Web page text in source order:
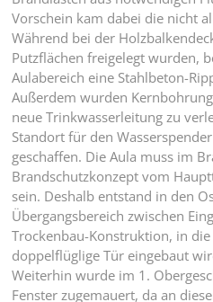
Vorschein kam dabei die nicht
Während bei der
Putzflächen freigelegt wurden,
Aulabereich eine Stahlbeton-
Außerdem wurden
neue Trinkwasserleitung zu
Standort für den
geschaffen. Die Aula muss im
Brandschutzkonzept vom
sein. Deshalb entstand in den
Übergangsbereich zwischen
Trockenbau-Konstruktion, in
doppelflüglige Tür eingebaut
Weiterhin wurde im 1.
Fenster zugemauert, da an